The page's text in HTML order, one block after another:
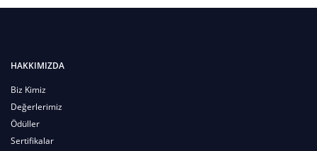
HAKKIMIZDA
Biz Kimiz
Değerlerimiz
Ödüller
Sertifikalar